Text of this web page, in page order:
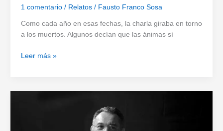
1 comentario / Relatos/ Fausto Franco Sosa
Como cada año en esas fechas, la charla giraba en torno
a los muertos. Algunos decían que las ánimas sí
Día
Leer más »